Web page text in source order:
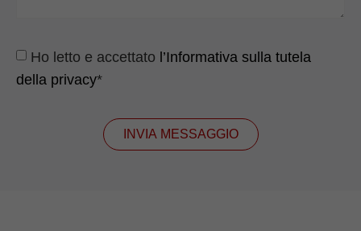
Ho letto e accettato l’Informativa sulla tutela
della privacy*
INVIA MESSAGGIO